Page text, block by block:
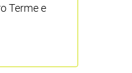
Terme e